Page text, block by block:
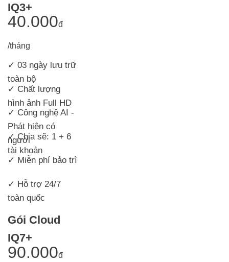
IQ3+
40.000đ
/tháng
✓ 03 ngày lưu trữ
toàn bộ
✓ Chất lượng
hình ảnh Full HD
✓ Công nghệ AI -
Phát hiện có
người
✓ Chia sẽ: 1 + 6
tài khoản
✓ Miễn phí bảo trì
✓ Hỗ trợ 24/7
toàn quốc
Gói Cloud
IQ7+
90.000đ